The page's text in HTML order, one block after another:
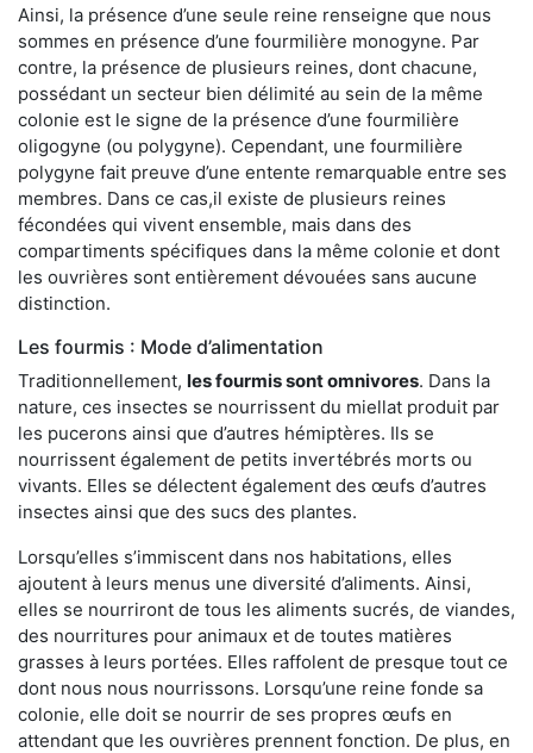
Ainsi, la présence d’une seule reine renseigne que nous
sommes en présence d’une fourmilière monogyne. Par
contre, la présence de plusieurs reines, dont chacune,
possédant un secteur bien délimité au sein de la même
colonie est le signe de la présence d’une fourmilière
oligogyne (ou polygyne). Cependant, une fourmilière
polygyne fait preuve d’une entente remarquable entre ses
membres. Dans ce cas,il existe de plusieurs reines
fécondées qui vivent ensemble, mais dans des
compartiments spécifiques dans la même colonie et dont
les ouvrières sont entièrement dévouées sans aucune
distinction.
Les fourmis : Mode d’alimentation
Traditionnellement, les fourmis sont omnivores. Dans la
nature, ces insectes se nourrissent du miellat produit par
les pucerons ainsi que d’autres hémiptères. Ils se
nourrissent également de petits invertébrés morts ou
vivants. Elles se délectent également des œufs d’autres
insectes ainsi que des sucs des plantes.
Lorsqu’elles s’immiscent dans nos habitations, elles
ajoutent à leurs menus une diversité d’aliments. Ainsi,
elles se nourriront de tous les aliments sucrés, de viandes,
des nourritures pour animaux et de toutes matières
grasses à leurs portées. Elles raffolent de presque tout ce
dont nous nous nourrissons. Lorsqu’une reine fonde sa
colonie, elle doit se nourrir de ses propres œufs en
attendant que les ouvrières prennent fonction. De plus, en